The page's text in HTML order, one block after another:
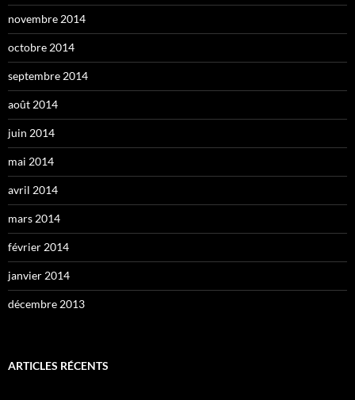
novembre 2014
octobre 2014
septembre 2014
août 2014
juin 2014
mai 2014
avril 2014
mars 2014
février 2014
janvier 2014
décembre 2013
ARTICLES RÉCENTS